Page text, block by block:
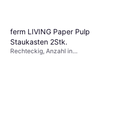
ferm LIVING Paper Pulp
Staukasten 2Stk.
Rechteckig, Anzahl in